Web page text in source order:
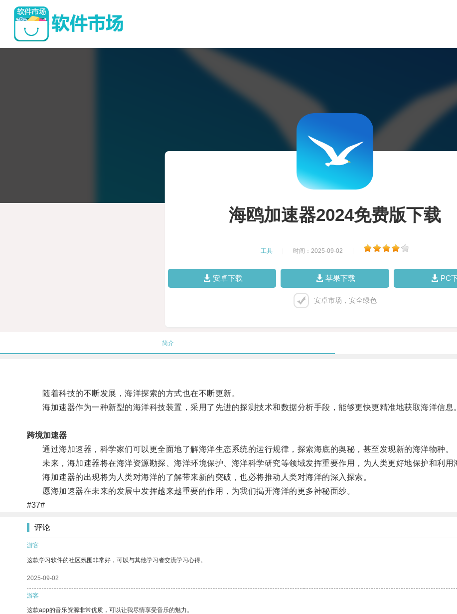
海鸥加速器2024免费版下载
工具 时间：2025-09-02
安卓下载 苹果下载 PC
安卓市场，安全绿色
简介
随着科技的不断发展，海洋探索的方式也在不断更新。
海加速器作为一种新型的海洋科技装置，采用了先进的探测技术和数据分析手段，能够更快更精准地获取海洋信息
跨境加速器
通过海加速器，科学家们可以更全面地了解海洋生态系统的运行规律，探索海底的奥秘，甚至发现新的海洋物种。
未来，海加速器将在海洋资源勘探、海洋环境保护、海洋科学研究等领域发挥重要作用，为人类更好地保护和利用
海加速器的出现将为人类对海洋的了解带来新的突破，也必将推动人类对海洋的深入探索。
愿海加速器在未来的发展中发挥越来越重要的作用，为我们揭开海洋的更多神秘面纱。
#37#
评论
游客
这款学习软件的社区氛围非常好，可以与其他学习者交流学习心得。
2025-09-02
游客
这款app的音乐资源非常优质，可以让我尽情享受音乐的魅力。